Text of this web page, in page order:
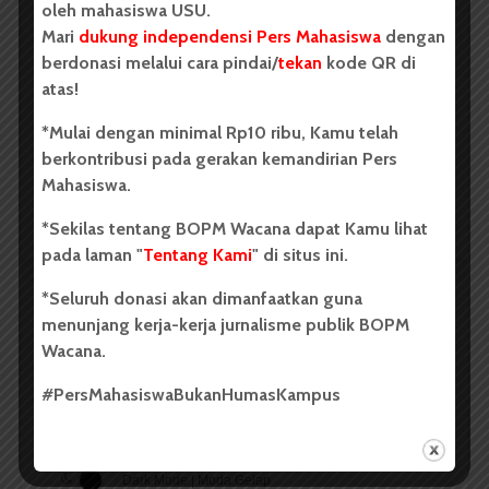
Dua Mahasiswa Sastra Indonesia
USU Raih Juara pada Festival
Literasi Sumatera Utara 2026
Dark Mode | Moda Gelap
Oleh: Iyusarah Pakpahan USU, wacana.org – Dua...
BERITA KAMPUS
Dua Mahasiswa Etnomusikologi
USU Torehkan Prestasi di
oleh mahasiswa USU.
Mari dukung independensi Pers Mahasiswa dengan
berdonasi melalui cara pindai/tekan kode QR di
atas!
*Mulai dengan minimal Rp10 ribu, Kamu telah
berkontribusi pada gerakan kemandirian Pers
Mahasiswa.
*Sekilas tentang BOPM Wacana dapat Kamu lihat
pada laman "Tentang Kami" di situs ini.
*Seluruh donasi akan dimanfaatkan guna
menunjang kerja-kerja jurnalisme publik BOPM
Wacana.
#PersMahasiswaBukanHumasKampus